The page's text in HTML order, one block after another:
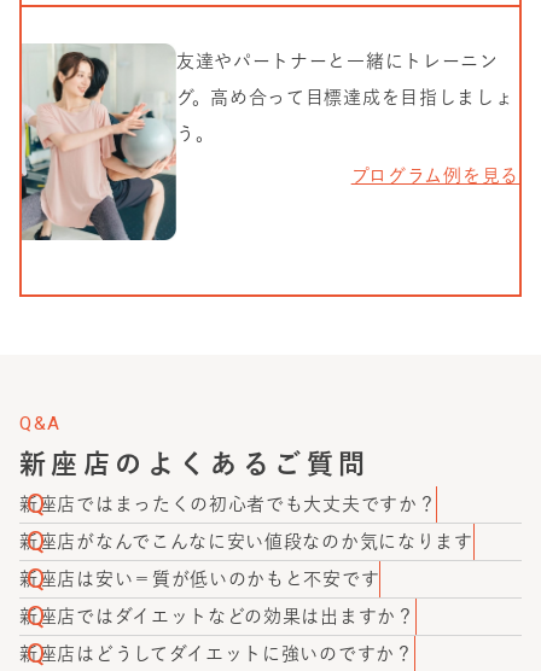
友達やパートナーと一緒にトレーニン
グ。高め合って目標達成を目指しましょ
う。
プログラム例を見る
新座店 のよくあるご質問
Q&A
新座店ではまったくの初心者でも大丈夫ですか？
大丈夫です。かたぎり塾に通っているお客様の中には、初
めて本格的なトレーニングを始められた方もたくさんいら
っしゃいます。ご不安な場合は遠慮なくご相談ください。
新座店がなんでこんなに安い値段なのか気になります
かたぎり塾では、多店舗展開により仕入れ価格や内装費を
抑えておりますため、続けやすい価格でご提供していま
す。
新座店は安い＝質が低いのかもと不安です
ご安心ください。かたぎり塾は他のパーソナルジムと比べ
て、質が高いことに自信を持っています。特にパーソナル
新座店ではダイエットなどの効果は出ますか？
かたぎり塾では、個人差はあるもののお客様から身体の変
新座店はどうしてダイエットに強いのですか？